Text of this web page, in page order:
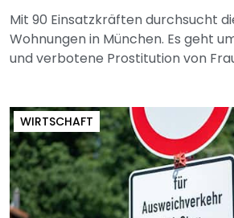
Mit 90 Einsatzkräften durchsucht
Wohnungen in München. Es geht
und verbotene Prostitution von
WIRTSCHAFT